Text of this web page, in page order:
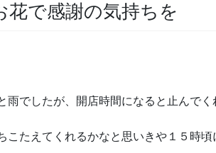
花で感謝の気持ちを
雨でしたが、開店時間になると止んでく
こたえてくれるかなと思いきや１５時